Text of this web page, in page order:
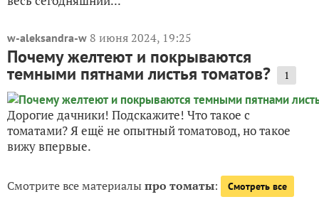
w-aleksandra-w 8 июня 2024, 19:25
Почему желтеют и покрываются
темными пятнами листья томатов? 1
Дорогие дачники! Подскажите! Что такое с
томатами? Я ещё не опытный томатовод, но такое
вижу впервые.
Смотрите все материалыпро томаты: Смотреть все